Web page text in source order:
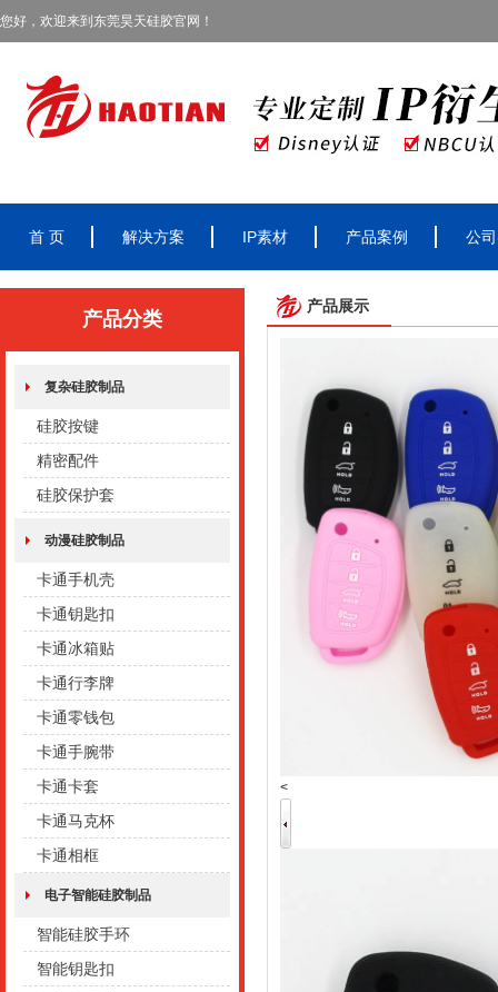
您好，欢迎来到东莞昊天硅胶官网！
首 页 解决方案 IP素材 产品案例 公
产品分类
复杂硅胶制品
硅胶按键
精密配件
硅胶保护套
动漫硅胶制品
卡通手机壳
卡通钥匙扣
卡通冰箱贴
卡通行李牌
卡通零钱包
卡通手腕带
卡通卡套
卡通马克杯
卡通相框
电子智能硅胶制品
智能硅胶手环
智能钥匙扣
产品展示
<